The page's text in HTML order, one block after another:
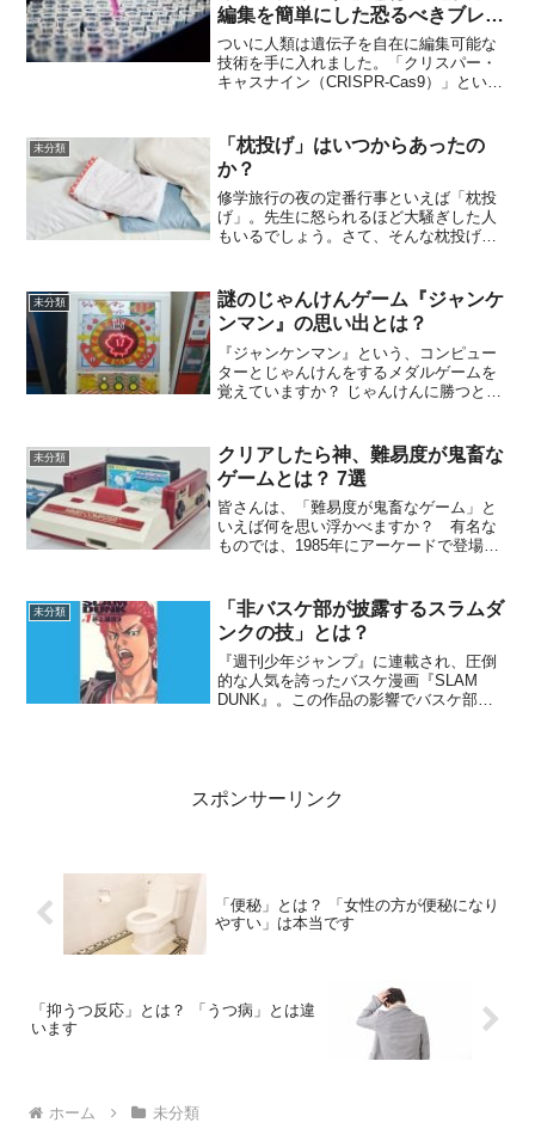
編集を簡単にした恐るべきブレイ
クスルー
ついに人類は遺伝子を自在に編集可能な
技術を手に入れました。「クリスパー・
キャスナイン（CRISPR-Cas9）」という
だ、などといわれます。狙った遺伝子を
改変できる「ク...
未分類
「枕投げ」はいつからあったの
か？
修学旅行の夜の定番行事といえば「枕投
げ」。先生に怒られるほど大騒ぎした人
もいるでしょう。さて、そんな枕投げで
大会』を主催している『株式会社toiz』の
取締役副社長・大...
未分類
謎のじゃんけんゲーム『ジャンケ
ンマン』の思い出とは？
『ジャンケンマン』という、コンピュー
ターとじゃんけんをするメダルゲームを
覚えていますか？ じゃんけんに勝つとメ
さん、またスーパーの店頭などに置いて
ありました。この「ジャ...
未分類
クリアしたら神、難易度が鬼畜な
ゲームとは？ 7選
皆さんは、「難易度が鬼畜なゲーム」と
いえば何を思い浮かべますか？ 有名な
ものでは、1985年にアーケードで登場
苦労して1周目をクリアしても、さらに難
易度の高い2周目が登...
未分類
「非バスケ部が披露するスラムダ
ンクの技」とは？
『週刊少年ジャンプ』に連載され、圧倒
的な人気を誇ったバスケ漫画『SLAM
DUNK』。この作品の影響でバスケ部に
スポンサーリンク
「便秘」とは？ 「女性の方が便秘になり
やすい」は本当です
「抑うつ反応」とは？ 「うつ病」とは違
います
ホーム 未分類